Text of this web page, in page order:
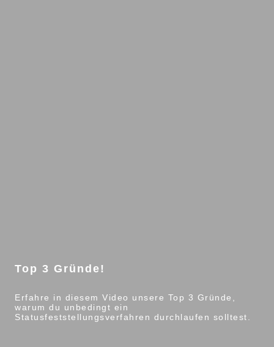
Top 3 Gründe!
Erfahre in diesem Video unsere Top 3 Gründe,
warum du unbedingt ein
Statusfeststellungsverfahren durchlaufen solltest.